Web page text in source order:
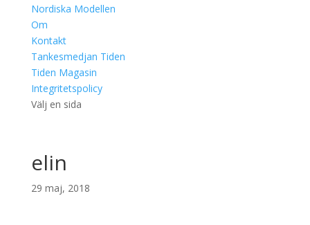
Nordiska Modellen
Om
Kontakt
Tankesmedjan Tiden
Tiden Magasin
Integritetspolicy
Välj en sida
elin
29 maj, 2018